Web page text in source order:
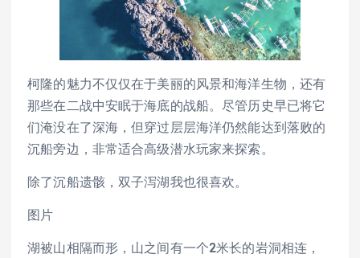
柯隆的魅力不仅仅在于美丽的风景和海洋生物，还有
那些在二战中安眠于海底的战船。尽管历史早已将它
们淹没在了深海，但穿过层层海洋仍然能达到落败的
沉船旁边，非常适合高级潜水玩家来探索。
除了沉船遗骸，双子泻湖我也很喜欢。
图片
湖被山相隔而形，山之间有一个2米长的岩洞相连，